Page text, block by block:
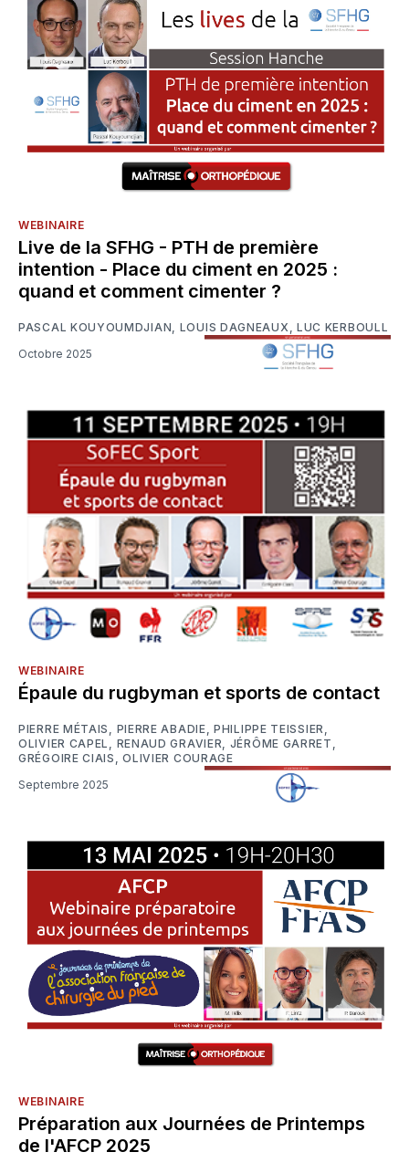
WEBINAIRE
Live de la SFHG - PTH de première
intention - Place du ciment en 2025 :
quand et comment cimenter ?
PASCAL KOUYOUMDJIAN LOUIS DAGNEAUX
LUC KERBOULL
Octobre 2025
WEBINAIRE
Épaule du rugbyman et sports de contact
PIERRE MÉTAIS PIERRE ABADIE ,PHILIPPE TEISSIER
OLIVIER CAPEL
RENAUD GRAVIER JÉRÔME GARRET
GRÉGOIRE CIAIS
,OLIVIER COURAGE
Septembre 2025
WEBINAIRE
Préparation aux Journées de Printemps
de l'AFCP 2025